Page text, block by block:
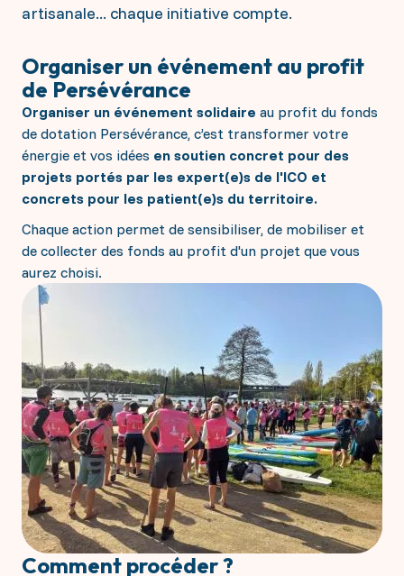
artisanale... chaque initiative compte.
Organiser un événement au profit
de Persévérance
Organiser un événement solidaire au profit du fonds
de dotation Persévérance, c’est transformer votre
énergie et vos idées en soutien concret pour des
projets portés par les expert(e)s de l'ICO et
concrets pour les patient(e)s du territoire.
Chaque action permet de sensibiliser, de mobiliser et
de collecter des fonds au profit d'un projet que vous
aurez choisi.
Comment procéder ?